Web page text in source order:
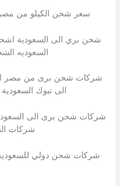
سعر شحن الكيلو من
شحن بري الى السعودية
السعوديه
شركات شحن برى من مصر
الى تبوك
شركات شحن برى الى
شركات
شركات شحن دولي